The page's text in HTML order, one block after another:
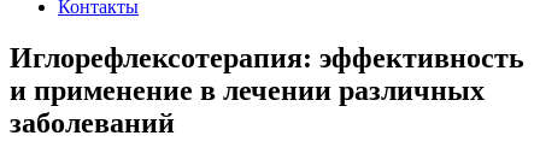
Контакты
Иглорефлексотерапия: эффективность
и применение в лечении различных
заболеваний